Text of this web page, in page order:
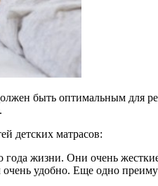
быть оптимальным
детских матрасов:
года жизни. Они очень
удобно. Еще одно